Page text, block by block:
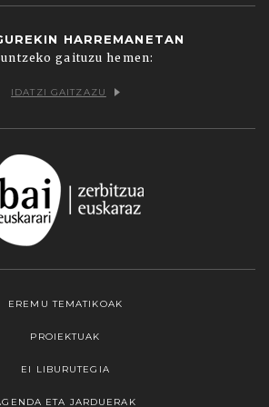
HARREMANETAN
gaituzu hemen:
IDATZI GAITZAZU
EREMU TEMATIKOAK
PROIEKTUAK
EI LIBURUTEGIA
ETA JARDUERAK